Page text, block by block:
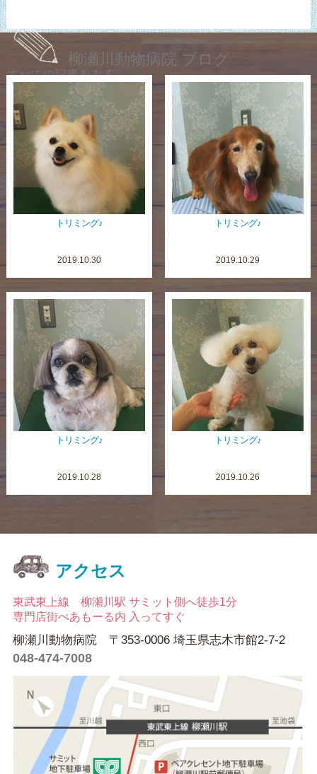
柳瀬川動物病院 ブログ
すべての記事をみる
トリミング♪
2019.10.30
トリミング♪
2019.10.29
トリミング♪
2019.10.28
トリミング♪
2019.10.26
アクセス
東武東上線 柳瀬川駅 サミット側へ徒歩1分
専門店街ぺあもーる内 入ってすぐ
柳瀬川動物病院 〒353-0006 埼玉県志木市館2-7-2
048-474-7008